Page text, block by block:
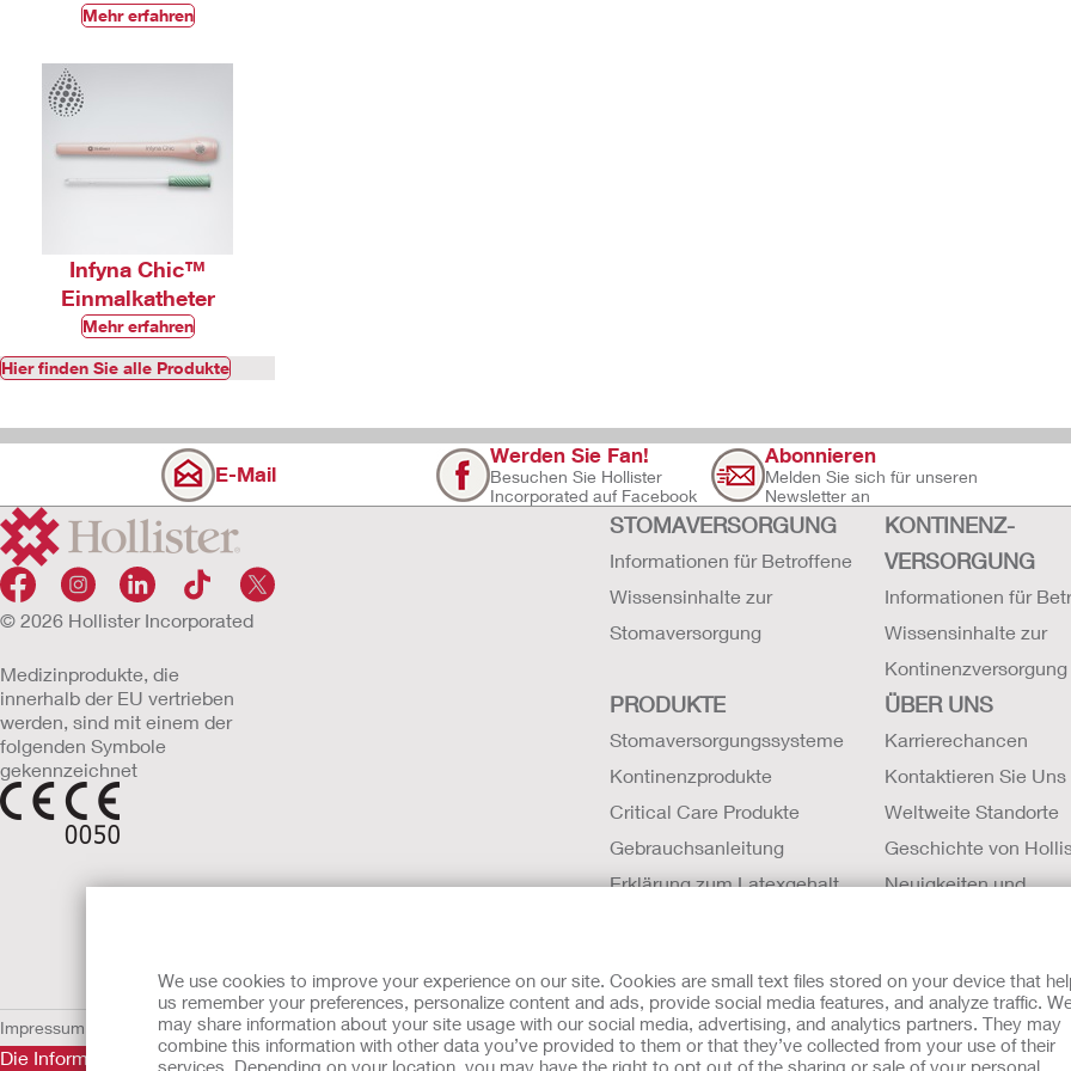
We use cookies to improve your experience on our site. Cookies are small text files stored on your device that
us remember your preferences, personalize content and ads, provide social media features, and analyze traffic.
may share information about your site usage with our social media, advertising, and analytics partners. They may
combine this information with other data you’ve provided to them or that they’ve collected from your use of their
services. Depending on your location, you may have the right to opt out of the sharing or sale of your personal
Mehr erfahren
Infyna Chic™
Einmalkatheter
Mehr erfahren
Hier finden Sie alle Produkte
E-Mail
Werden Sie Fan!
Besuchen Sie Hollister
Incorporated auf Facebook
Abonnieren
Melden Sie sich für unseren
Newsletter an
© 2026 Hollister Incorporated
Medizinprodukte, die
innerhalb der EU vertrieben
werden, sind mit einem der
folgenden Symbole
gekennzeichnet
STOMAVERSORGUNG
Informationen für Betroffene
Wissensinhalte zur
Stomaversorgung
KONTINENZ-
VERSORGUNG
Informationen für
Wissensinhalte zur
Kontinenzversorgung
PRODUKTE
Stomaversorgungssysteme
Kontinenzprodukte
Critical Care Produkte
Gebrauchsanleitung
Erklärung zum Latexgehalt
Kompatibilität
ÜBER UNS
Karrierechancen
Kontaktieren Sie Uns
Weltweite Standorte
Geschichte von
Neuigkeiten und
Impressum NutzungsbedingungenDatenschutzerklärungUmgang mit Cookies EU Whistleblowern-Mitteilung
Die Informationen auf dieser Website sind nicht als medizinische Beratung gedacht und sollen die Empfehlungen Ihres